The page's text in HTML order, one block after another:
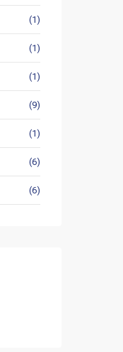
(1)
(1)
(1)
(9)
(1)
(6)
(6)